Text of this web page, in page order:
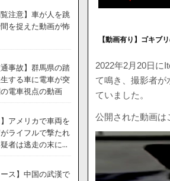
【動画有り】ゴキブ
2022年2月20日に
て鳴き、撮影者が
ていました。
公開された動画は
覧注意】車が人を跳
を捉えた動画が怖
通事故】群馬県の踏
する車に電車が突
電車視点の動画
】アメリカで車両を
ライフルで撃たれ
者は逃走の末に...
ース】中国の武漢で